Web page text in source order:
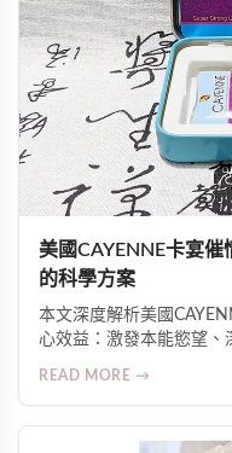
美國CAYENNE卡宴
的科學方案
本文深度解析美國
心效益：激發本能慾望、
READ MORE →